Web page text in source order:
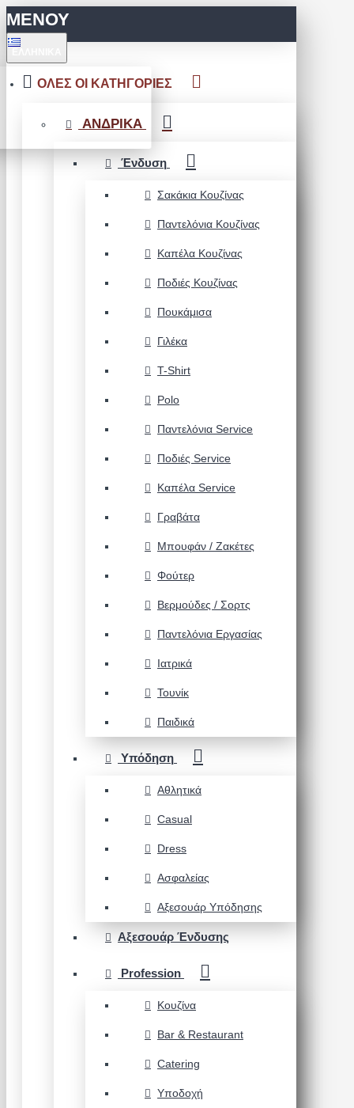
ΜΕΝΟΥ
ΟΛΕΣ ΟΙ ΚΑΤΗΓΟΡΙΕΣ
ΑΝΔΡΙΚΑ
Ένδυση
Σακάκια Κουζίνας
Παντελόνια Κουζίνας
Καπέλα Κουζίνας
Ποδιές Κουζίνας
Πουκάμισα
Γιλέκα
T-Shirt
Polo
Παντελόνια Service
Ποδιές Service
Καπέλα Service
Γραβάτα
Μπουφάν / Ζακέτες
Φούτερ
Βερμούδες / Σορτς
Παντελόνια Εργασίας
Ιατρικά
Τουνίκ
Παιδικά
Υπόδηση
Αθλητικά
Casual
Dress
Ασφαλείας
Αξεσουάρ Υπόδησης
Αξεσουάρ Ένδυσης
Profession
Κουζίνα
Bar & Restaurant
Catering
Υποδοχή